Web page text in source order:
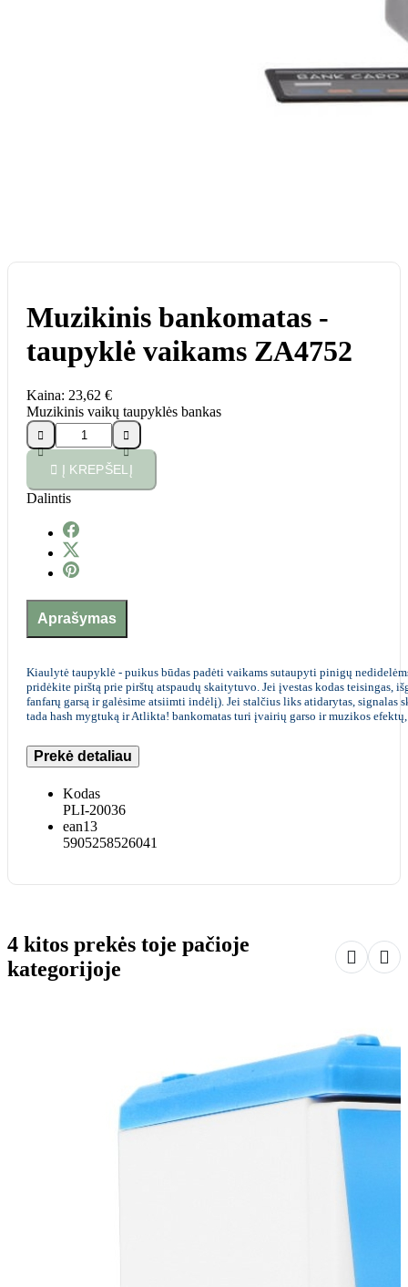
Muzikinis bankomatas -
taupyklė vaikams ZA4752
Kaina: 23,62 €
Muzikinis vaikų taupyklės bankas




 Į KREPŠELĮ
Dalintis
Aprašymas
Kiaulytė taupyklė - puikus būdas padėti vaikams sutaupyti pinigų
pridėkite pirštą prie pirštų atspaudų skaitytuvo. Jei įvestas kodas teisingas,
fanfarų garsą ir galėsime atsiimti indėlį). Jei stalčius liks atidarytas,
tada hash mygtuką ir Atlikta! bankomatas turi įvairių garso ir muzikos
Prekė detaliau
Kodas
PLI-20036
ean13
5905258526041
4 kitos prekės toje pačioje
kategorijoje
 